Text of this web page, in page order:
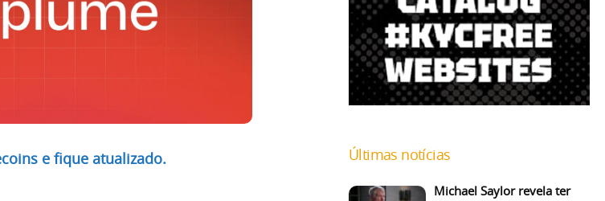
e fique atualizado. Últimas notícias
Michael Saylor revela ter